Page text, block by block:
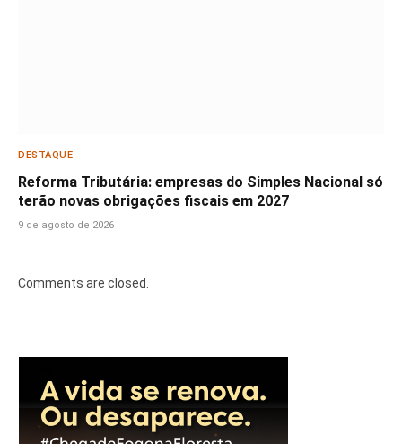
DESTAQUE
Reforma Tributária: empresas do Simples Nacional só
terão novas obrigações fiscais em 2027
9 de agosto de 2026
Comments are closed.